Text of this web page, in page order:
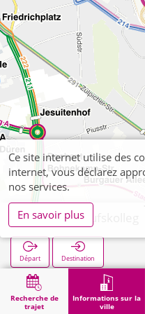
Recherche de
trajet
Informations sur la
ville
Düren, Berufskolleg
Départ Destination
Démarrage Informations sur la ville
Ce site internet utilise des
internet, vous déclarez
nos services.
En savoir plus